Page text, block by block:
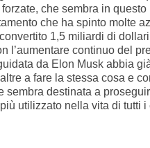
che sembra in questo
che ha spinto molte
1,5 miliardi di
l’aumentare continuo del
da Elon Musk abbia
a fare la stessa cosa e
destinata a
utilizzato nella vita di tutti